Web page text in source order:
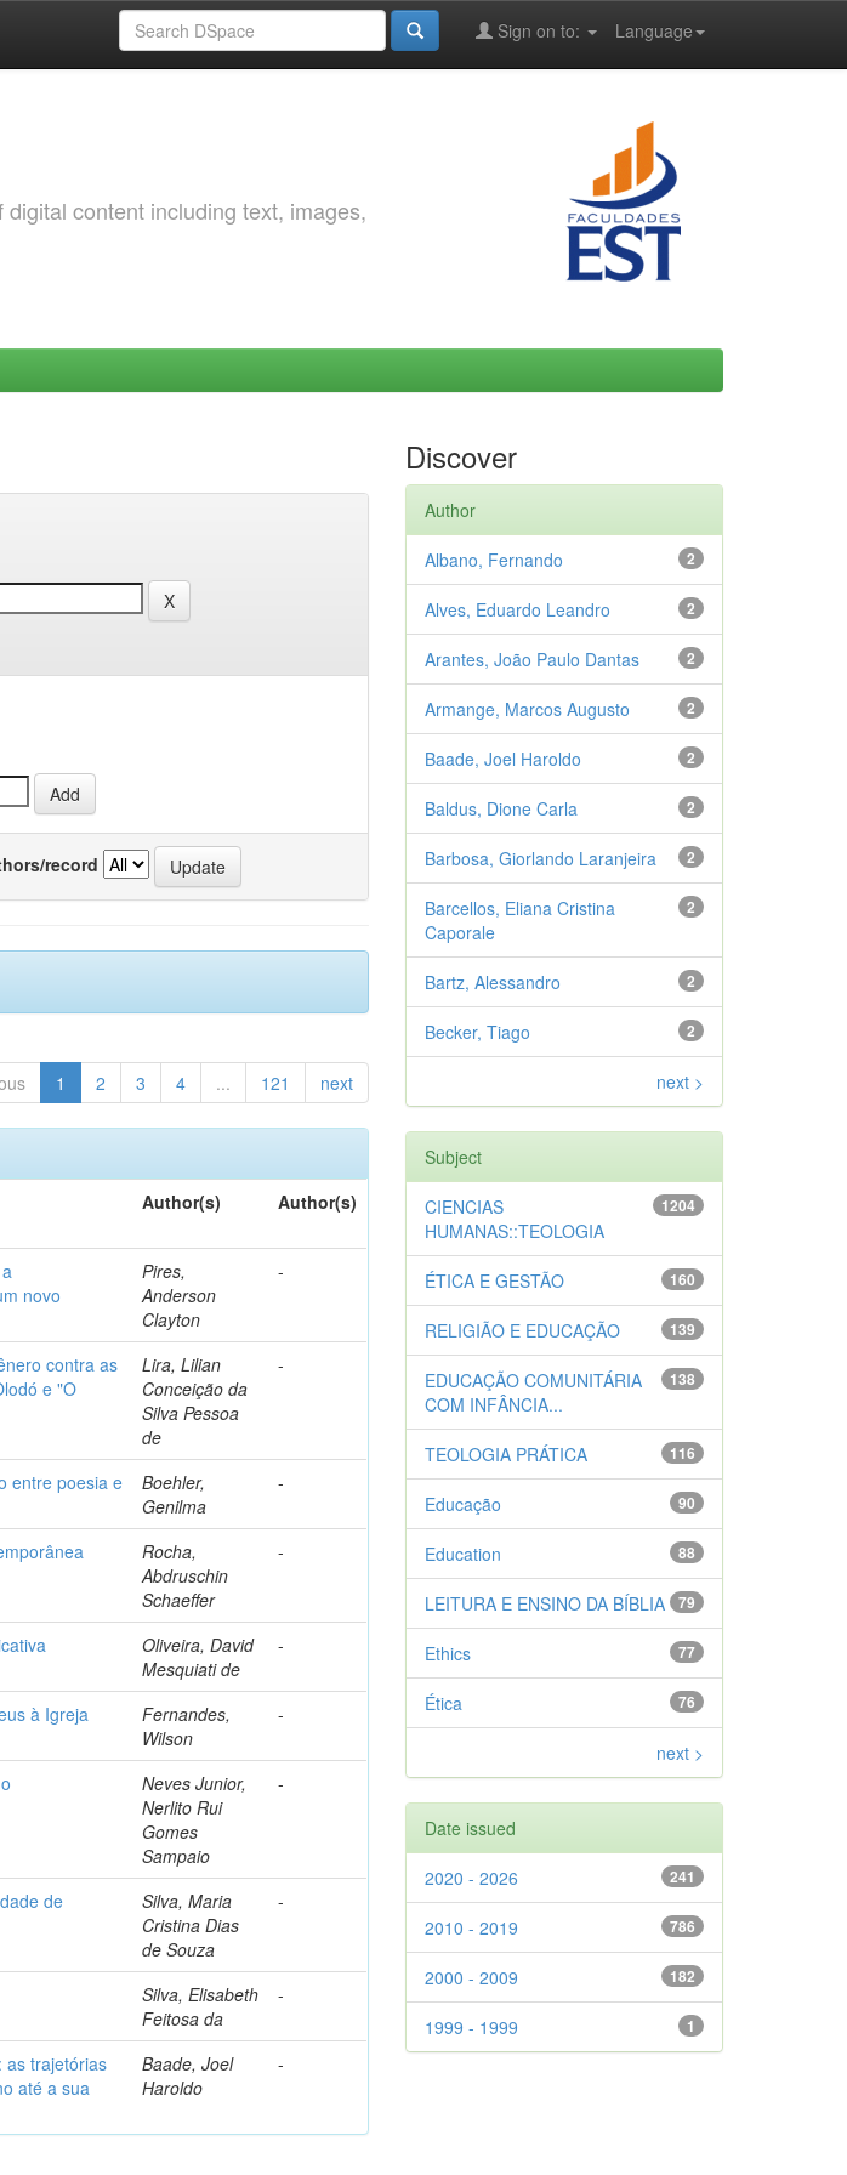
Language
Sign on to:
content including text, images,
record
1 2 3 4 ... 121 next
Author(s) Author(s)
novo
Pires,
Anderson
Clayton
-
contra as
e "O
Lira, Lilian
Conceição da
Silva Pessoa
de
-
entre poesia e
Boehler,
Genilma
-
Rocha,
Abdruschin
Schaeffer
-
Oliveira, David
Mesquiati de
-
à Igreja
Fernandes,
Wilson
-
Neves Junior,
Nerlito Rui
Gomes
Sampaio
-
de
Silva, Maria
Cristina Dias
de Souza
-
Silva, Elisabeth
Feitosa da
-
as trajetórias
até a sua
Baade, Joel
Haroldo
-
Discover
Author
2
Albano, Fernando
2
Alves, Eduardo Leandro
2
Arantes, João Paulo Dantas
2
Armange, Marcos Augusto
2
Baade, Joel Haroldo
2
Baldus, Dione Carla
2
Barbosa, Giorlando Laranjeira
2
Barcellos, Eliana Cristina
Caporale
2
Bartz, Alessandro
2
Becker, Tiago
next >
Subject
1204
CIENCIAS
HUMANAS::TEOLOGIA
160
ÉTICA E GESTÃO
139
RELIGIÃO E EDUCAÇÃO
138
EDUCAÇÃO COMUNITÁRIA
COM INFÂNCIA...
116
TEOLOGIA PRÁTICA
90
Educação
88
Education
79
LEITURA E ENSINO DA BÍBLIA
77
Ethics
76
Ética
next >
Date issued
241
2020 - 2026
786
2010 - 2019
182
2000 - 2009
1
1999 - 1999